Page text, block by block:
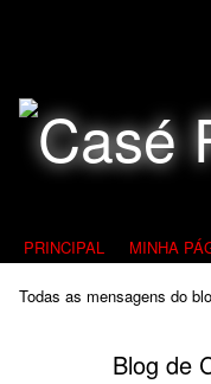
PRINCIPAL MINHA
Todas as mensagens do
Blog de